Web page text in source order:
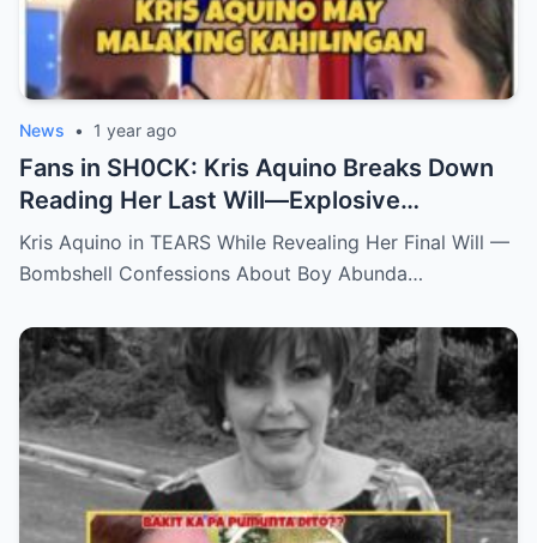
News • 1 year ago
Fans in SH0CK: Kris Aquino Breaks Down
Reading Her Last Will—Explosive
Confessions on Boy Abunda and Ai-Ai
Delas Alas sh0ck Showbiz
Kris Aquino in TEARS While Revealing Her Final Will —
Bombshell Confessions About Boy Abunda…